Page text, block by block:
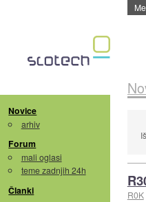
Novice
arhiv
Forum
mali oglasi
teme zadnjih 24h
Članki
R0K